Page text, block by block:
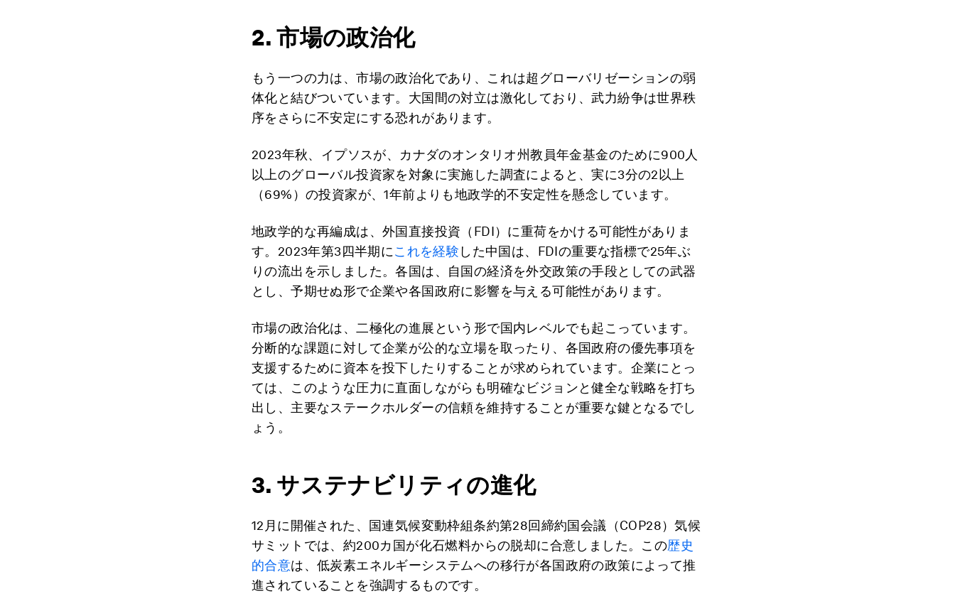
2. 市場の政治化
もう一つの力は、市場の政治化であり、これは超グローバリゼーションの弱
体化と結びついています。大国間の対立は激化しており、武力紛争は世界秩
序をさらに不安定にする恐れがあります。
2023年秋、イプソスが、カナダのオンタリオ州教員年金基金のために900人
以上のグローバル投資家を対象に実施した調査によると、実に3分の2以上
（69%）の投資家が、1年前よりも地政学的不安定性を懸念しています。
地政学的な再編成は、外国直接投資（FDI）に重荷をかける可能性がありま
す。2023年第3四半期にこれを経験 した中国は、FDIの重要な指標で25年ぶ
りの流出を示しました。各国は、自国の経済を外交政策の手段としての武器
とし、予期せぬ形で企業や各国政府に影響を与える可能性があります。
市場の政治化は、二極化の進展という形で国内レベルでも起こっています。
分断的な課題に対して企業が公的な立場を取ったり、各国政府の優先事項を
支援するために資本を投下したりすることが求められています。企業にとっ
ては、このような圧力に直面しながらも明確なビジョンと健全な戦略を打ち
出し、主要なステークホルダーの信頼を維持することが重要な鍵となるでし
ょう。
3. サステナビリティの進化
12月に開催された、国連気候変動枠組条約第28回締約国会議（COP28）気候
サミットでは、約200カ国が化石燃料からの脱却に合意しました。この歴史
的合意は、低炭素エネルギーシステムへの移行が各国政府の政策によって推
進されていることを強調するものです。